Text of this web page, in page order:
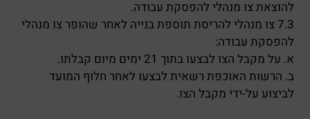
להוצאת צו מנהלי להפסקת עבודה.
7.3 צו מנהלי להריסת תוספת בנייה לאחר שהופר צו מנהלי
להפסקת עבודה:
א. על מקבל הצו לבצעו בתוך 21 ימים מיום קבלתו.
ב. הרשות האוכפת רשאית לבצעו לאחר חלוף המועד
לביצוע על-ידי מקבל הצו.